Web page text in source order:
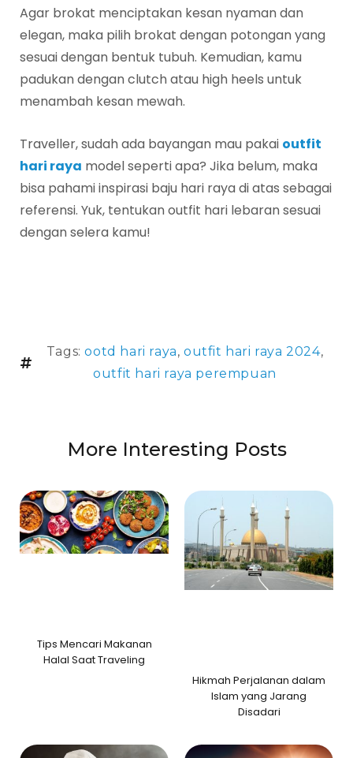
Agar brokat menciptakan kesan nyaman dan
elegan, maka pilih brokat dengan potongan yang
sesuai dengan bentuk tubuh. Kemudian, kamu
padukan dengan clutch atau high heels untuk
menambah kesan mewah.
Traveller, sudah ada bayangan mau pakai outfit
hari raya model seperti apa? Jika belum, maka
bisa pahami inspirasi baju hari raya di atas sebagai
referensi. Yuk, tentukan outfit hari lebaran sesuai
dengan selera kamu!
Tags:ootd hari raya, outfit hari raya 2024,
outfit hari raya perempuan
More Interesting Posts
Tips Mencari Makanan
Halal Saat Traveling
Hikmah Perjalanan dalam
Islam yang Jarang
Disadari